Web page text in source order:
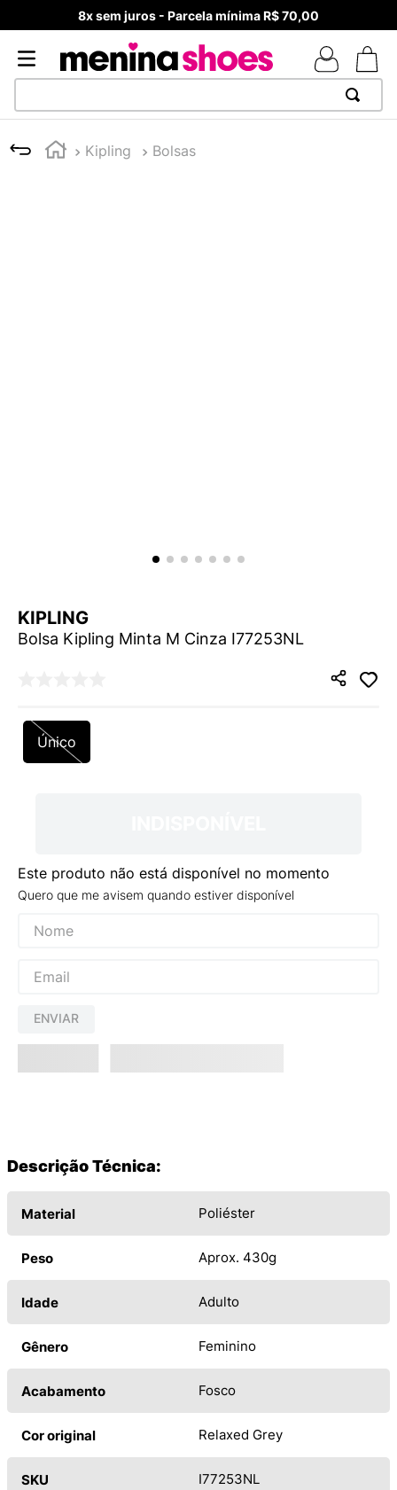
8x sem juros - Parcela mínima R$ 70,00
Kipling Bolsas
KIPLING
Bolsa Kipling Minta M Cinza I77253NL
Único
Este produto não está disponível no momento
Quero que me avisem quando estiver disponível
ENVIAR
Descrição Técnica:
Material Poliéster
Peso Aprox. 430g
Idade Adulto
Gênero Feminino
Acabamento Fosco
Cor original Relaxed Grey
SKU I77253NL
1
TÊNIS NEWS BALANCE 530